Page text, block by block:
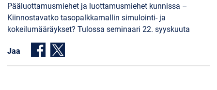
Pääluottamusmiehet ja luottamusmiehet kunnissa –
Kiinnostavatko tasopalkkamallin simulointi- ja
kokeilumääräykset? Tulossa seminaari 22. syyskuuta
Jaa